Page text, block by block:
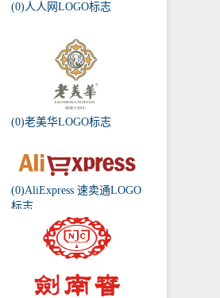
(0)人人网LOGO标志
(0)老美华LOGO标志
(0)AliExpress 速卖通LOGO
标志